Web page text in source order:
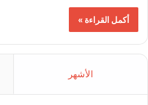
أكمل القراءة »
الأشهر